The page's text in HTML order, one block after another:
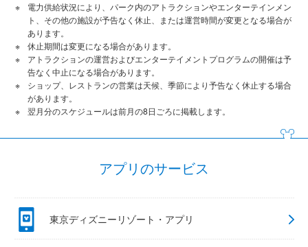
電力供給状況により、パーク内のアトラクションやエンターテインメン
ト、その他の施設が予告なく休止、または運営時間が変更となる場合が
あります。
休止期間は変更になる場合があります。
アトラクションの運営およびエンターテイメントプログラムの開催は予
告なく中止になる場合があります。
ショップ、レストランの営業は天候、季節により予告なく休止する場合
があります。
翌月分のスケジュールは前月の8日ごろに掲載します。
アプリのサービス
東京ディズニーリゾート・アプリ